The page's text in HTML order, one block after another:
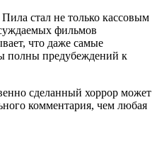
стал не только кассовым
фильмов
что даже самые
полны предубеждений к
сделанный хоррор может
комментария, чем любая